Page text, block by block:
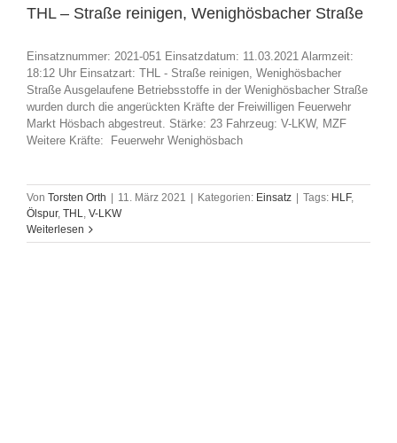
THL – Straße reinigen, Wenighösbacher Straße
Einsatznummer: 2021-051 Einsatzdatum: 11.03.2021 Alarmzeit:
18:12 Uhr Einsatzart: THL - Straße reinigen, Wenighösbacher
Straße Ausgelaufene Betriebsstoffe in der Wenighösbacher Straße
wurden durch die angerückten Kräfte der Freiwilligen Feuerwehr
Markt Hösbach abgestreut. Stärke: 23 Fahrzeug: V-LKW, MZF
Weitere Kräfte: Feuerwehr Wenighösbach
Von Torsten Orth | 11. März 2021 | Kategorien: Einsatz | Tags: HLF,
Ölspur, THL, V-LKW
Weiterlesen